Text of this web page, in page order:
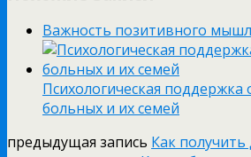
Важность позитивного
Психологическая поддержка
больных и их семей
предыдущая запись Как